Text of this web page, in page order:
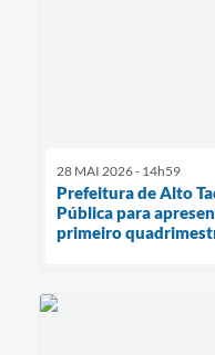
28 MAI 2026 - 14h59
Prefeitura de Alto
Pública para
primeiro